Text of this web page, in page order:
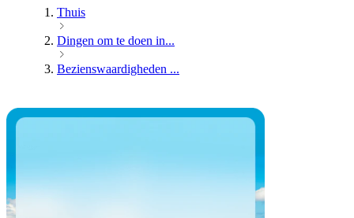
Thuis
Dingen om te doen in...
Bezienswaardigheden ...